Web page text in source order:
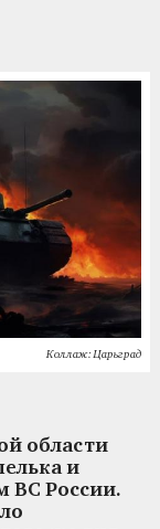
Коллаж: Царьград
области
и
ВС России.